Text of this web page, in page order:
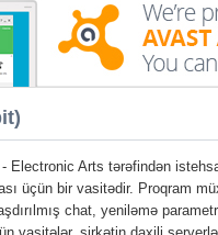
Electronic Arts tərəfindən
üçün bir vasitədir. Proqram
chat, yeniləmə